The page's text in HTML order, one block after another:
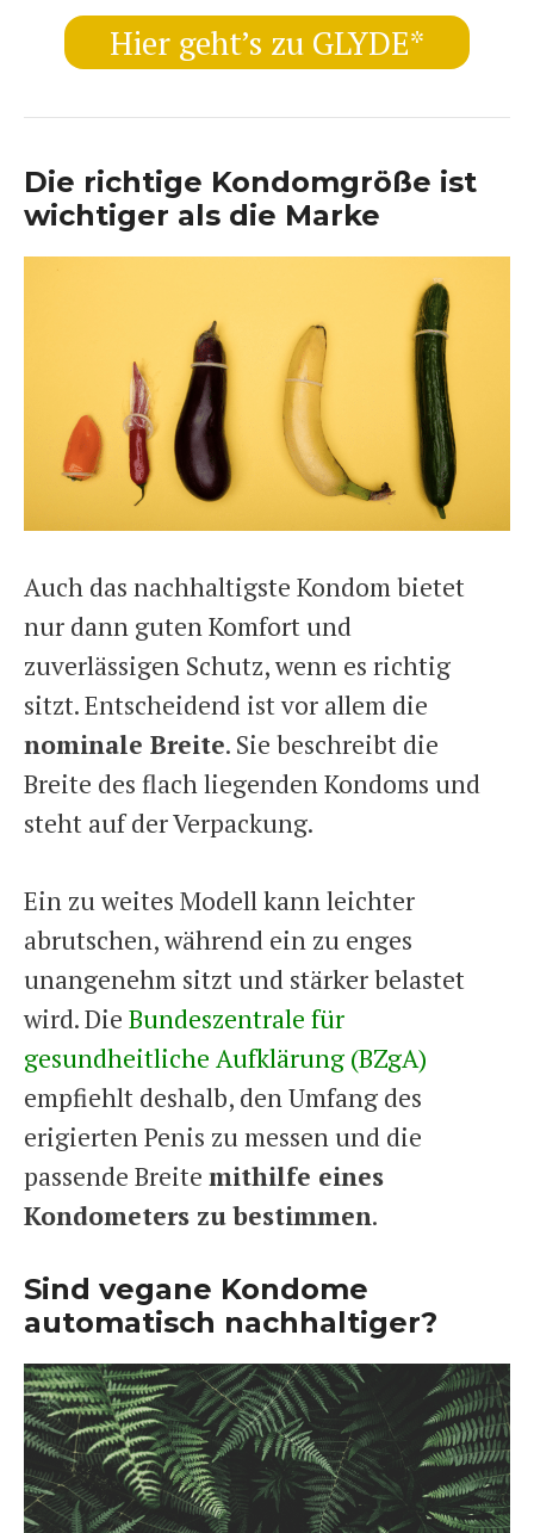
Hier geht’s zu GLYDE*
Die richtige Kondomgröße ist
wichtiger als die Marke
Auch das nachhaltigste Kondom bietet
nur dann guten Komfort und
zuverlässigen Schutz, wenn es richtig
sitzt. Entscheidend ist vor allem die
nominale Breite. Sie beschreibt die
Breite des flach liegenden Kondoms und
steht auf der Verpackung.
Ein zu weites Modell kann leichter
abrutschen, während ein zu enges
unangenehm sitzt und stärker belastet
wird. Die Bundeszentrale für
gesundheitliche Aufklärung (BZgA)
empfiehlt deshalb, den Umfang des
erigierten Penis zu messen und die
passende Breite mithilfe eines
Kondometers zu bestimmen.
Sind vegane Kondome
automatisch nachhaltiger?